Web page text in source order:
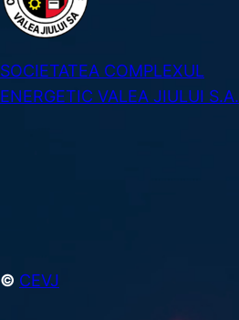
SOCIETATEA COMPLEXUL
ENERGETIC VALEA JIULUI S.A.
© CEVJ